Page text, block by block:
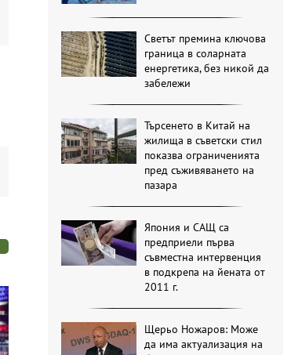
Светът премина ключова
граница в соларната
енергетика, без никой да
забележи
Търсенето в Китай на
жилища в съветски стил
показва ограниченията
пред съживяването на
пазара
Япония и САЩ са
предприели първа
съвместна интервенция
в подкрепа на йената от
2011 г.
Щерьо Ножаров: Може
да има актуализация на